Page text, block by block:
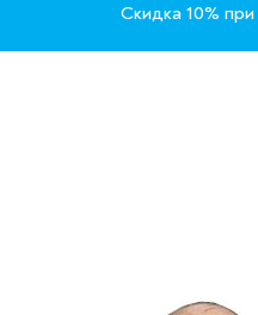
Скидка 10%